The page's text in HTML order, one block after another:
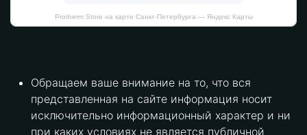
Protherm Store на карте Санкт‑Петербурга — Яндекс Карты
Обращаем ваше внимание на то, что вся
представленная на сайте информация носит
исключительно информационный характер и ни
при каких условиях не является публичной